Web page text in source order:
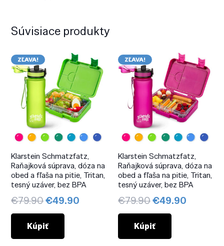
Súvisiace produkty
ZĽAVA!
Klarstein Schmatzfatz,
Raňajková súprava, dóza na
obed a fľaša na pitie, Tritan,
tesný uzáver, bez BPA
€79.90Pôvodná
cena
bola:
€79.90.
€49.90 Aktuálna
Kúpiť
ZĽAVA!
Klarstein Schmatzfatz,
Raňajková súprava, dóza na
obed a fľaša na pitie, Tritan,
tesný uzáver, bez BPA
€79.90Pôvodná
cena
bola:
€79.90.
€49.90
Kúpiť